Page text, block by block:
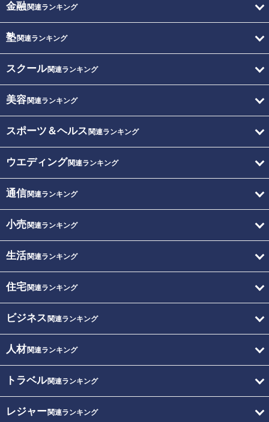
金融関連ランキング
塾関連ランキング
スクール関連ランキング
美容関連ランキング
スポーツ＆ヘルス 関連ランキング
ウエディング関連ランキング
通信関連ランキング
小売関連ランキング
生活関連ランキング
住宅関連ランキング
ビジネス 関連ランキング
人材関連ランキング
トラベル関連ランキング
レジャー関連ランキング